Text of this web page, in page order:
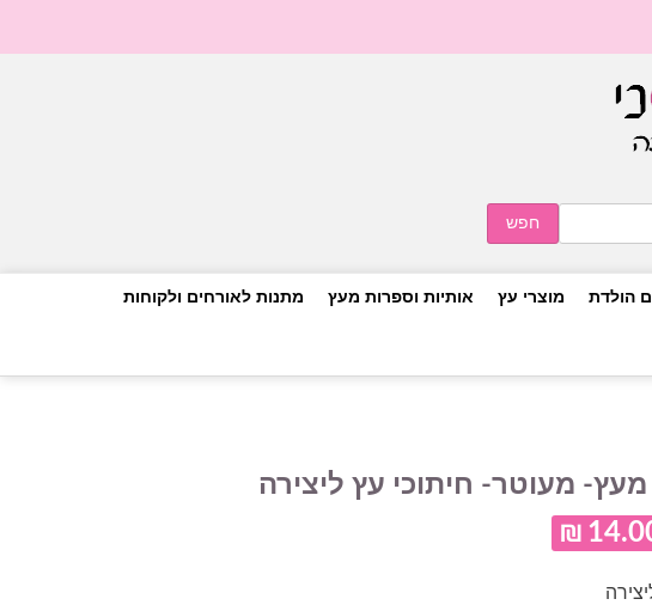
הולדת מוצרי עץ אותיות וספרות מעץ מתנות לאורחים ולקוחות
מעץ- מעוטר- חיתוכי עץ ליצירה
המקורי
₪